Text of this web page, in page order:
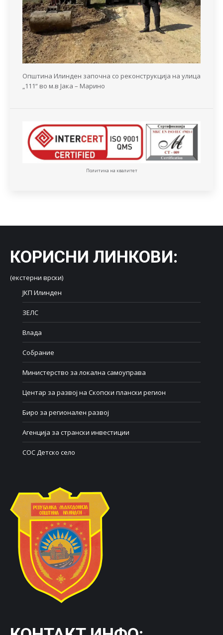
Општина Илинден започна со реконструкција на улица
„111“ во м.в Јака – Марино
Политика на квалитет
КОРИСНИ ЛИНКОВИ:
(екстерни врски)
ЈКП Илинден
ЗЕЛС
Влада
Собрание
Министерство за локална самоуправа
Центар за развој на Скопски плански регион
Биро за регионален развој
Агенција за странски инвестиции
СОС Детско село